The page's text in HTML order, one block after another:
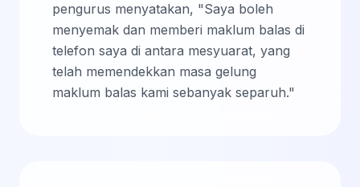
pengurus menyatakan, "Saya boleh
menyemak dan memberi maklum balas di
telefon saya di antara mesyuarat, yang
telah memendekkan masa gelung
maklum balas kami sebanyak separuh."